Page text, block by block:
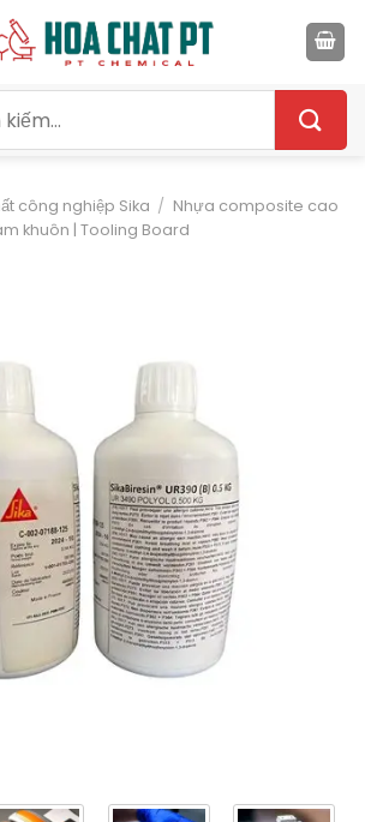
công nghiệp Sika / Nhựa composite cao
khuôn | Tooling Board